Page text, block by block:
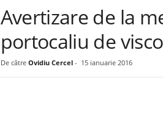
Avertizare de la
portocaliu de
De către Ovidiu Cercel- 15 ianuarie 2016